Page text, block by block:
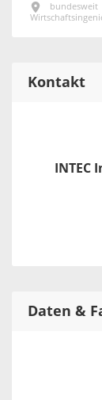
bundesweit
Kontakt
INTEC
Daten &